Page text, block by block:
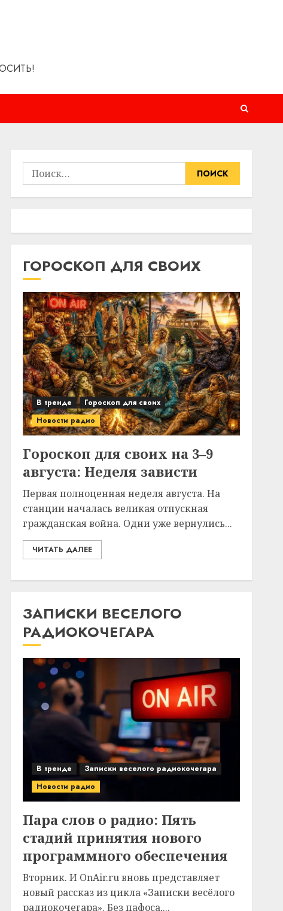
Найти:
ГОРОСКОП ДЛЯ СВОИХ
В тренде
Гороскоп для своих
Новости радио
Гороскоп для своих на 3–9
августа: Неделя зависти
Первая полноценная неделя августа. На
станции началась великая отпускная
гражданская война. Одни уже вернулись...
ЧИТАТЬ ДАЛЕЕ
ЗАПИСКИ ВЕСЕЛОГО
РАДИОКОЧЕГАРА
В тренде
Записки веселого радиокочегара
Новости радио
Пара слов о радио: Пять
стадий принятия нового
программного обеспечения
Вторник. И OnAir.ru вновь представляет
новый рассказ из цикла «Записки весёлого
радиокочегара». Без пафоса,...